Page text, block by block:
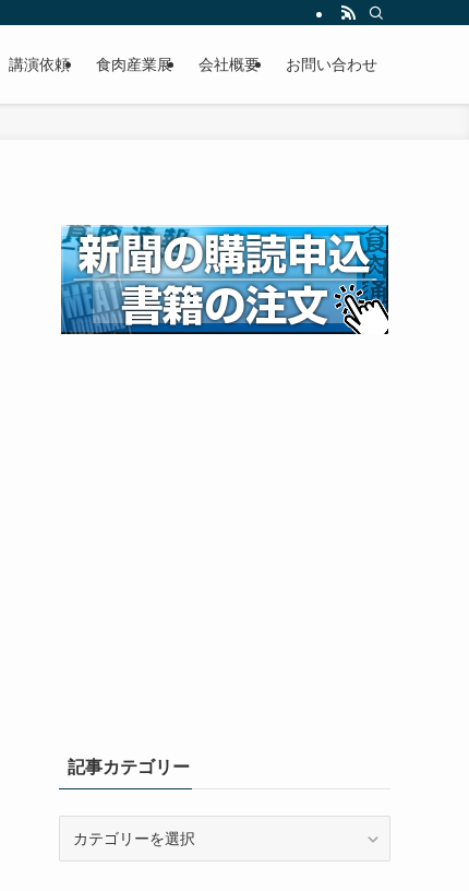
講演依頼 食肉産業展 会社概要 お問い合わせ
記事カテゴリー